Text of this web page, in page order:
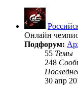
Онлайн
Подфорум:
55 Темы
248
30 апр